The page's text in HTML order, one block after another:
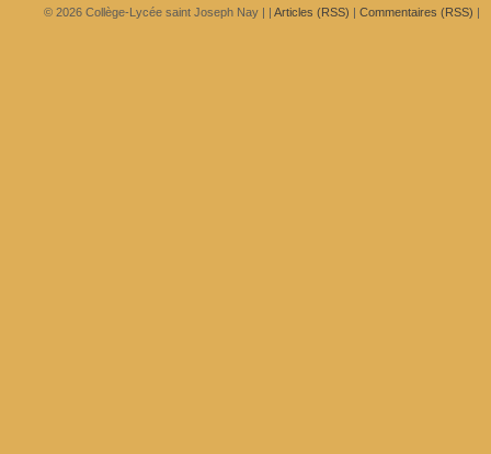
© 2026 Collège-Lycée saint Joseph Nay | | Articles (RSS) | Commentaires (RSS) |